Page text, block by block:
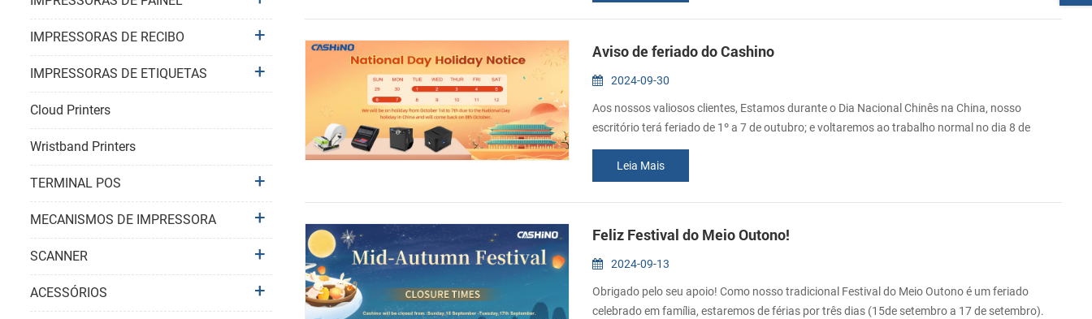
Aviso de feriado do Cashino
2024-09-30
Aos nossos valiosos clientes, Estamos durante o Dia Nacional Chinês na China, nosso
escritório terá feriado de 1º a 7 de outubro; e voltaremos ao trabalho normal no dia 8 de
outubro. Desculpe por não poder responder a tempo, responderei assim que ver a mensagem.
Desejo que tudo corra bem Se você quiser saber mais sobre nossos produtos, fique à vontade
para nos deixar uma mensagem e responderemos a...
Leia Mais
Feliz Festival do Meio Outono!
2024-09-13
Obrigado pelo seu apoio! Como nosso tradicional Festival do Meio Outono é um feriado
celebrado em família, estaremos de férias por três dias (15de setembro a 17 de setembro).
IMPRESSORAS DE RECIBO
IMPRESSORAS DE ETIQUETAS
Cloud Printers
Wristband Printers
TERMINAL POS
MECANISMOS DE IMPRESSORA
SCANNER
ACESSÓRIOS